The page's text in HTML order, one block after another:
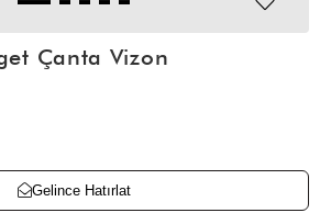
Çanta Vizon
Gelince Hatırlat